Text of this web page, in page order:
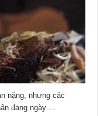
nặng, nhưng các
đang ngày ...